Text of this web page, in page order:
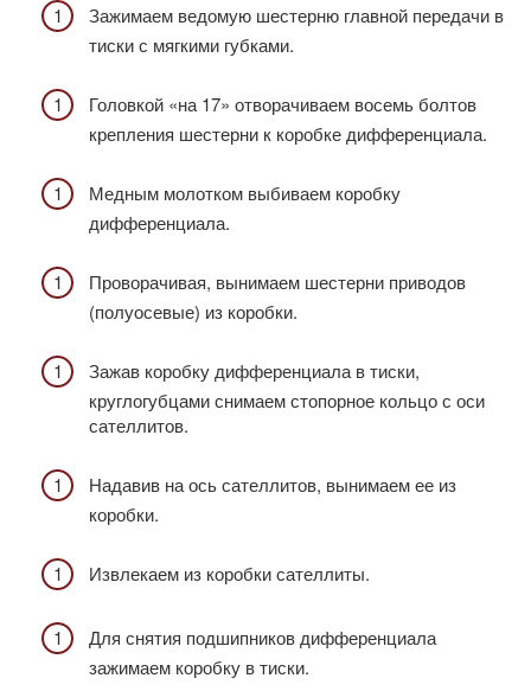
Зажимаем ведомую шестерню главной передачи в
тиски с мягкими губками.
Головкой «на 17» отворачиваем восемь болтов
крепления шестерни к коробке дифференциала.
Медным молотком выбиваем коробку
дифференциала.
Проворачивая, вынимаем шестерни приводов
(полуосевые) из коробки.
Зажав коробку дифференциала в тиски,
круглогубцами снимаем стопорное кольцо с оси
сателлитов.
Надавив на ось сателлитов, вынимаем ее из
коробки.
Извлекаем из коробки сателлиты.
Для снятия подшипников дифференциала
зажимаем коробку в тиски.